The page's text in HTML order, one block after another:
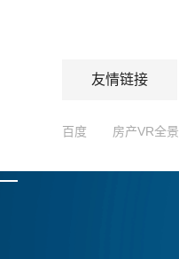
友情链接
百度 房产VR全景